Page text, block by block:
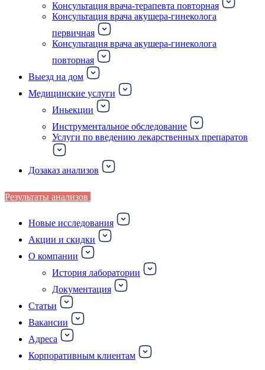
Консультация врача-терапевта повторная
Консультация врача акушера-гинеколога
первичная
Консультация врача акушера-гинеколога
повторная
Выезд на дом
Медицинские услуги
Иньекции
Инструментальное обследование
Услуги по введению лекарственных препаратов
Дозаказ анализов
Результаты анализов
Новые исследования
Акции и скидки
О компании
История лаборатории
Документация
Статьи
Вакансии
Адреса
Корпоративным клиентам